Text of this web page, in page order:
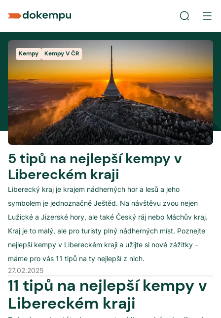
Kempy Kempy V ČR
5 tipů na nejlepší kempy v
Libereckém kraji
Liberecký kraj je krajem nádherných hor a lesů a jeho
symbolem je jednoznačně Ještěd. Na návštěvu zvou nejen
Lužické a Jizerské hory, ale také Český ráj nebo Máchův kraj.
Kraj je to malý, ale pro turisty plný nádherných míst. Poznejte
nejlepší kempy v Libereckém kraji a užijte si nové zážitky –
máme pro vás 11 tipů na ty nejlepší z nich.
27.02.2025
11 tipů na nejlepší kempy v
Libereckém kraji